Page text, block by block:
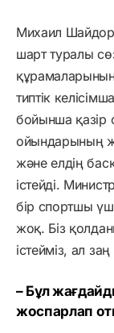
Михаил
шарт туралы
типтік
бойынша қазір
ойындарының
және елдің
істейді.
бір спортшы
жоқ. Біз
істейміз, ал
– Бұл
жоспарлап